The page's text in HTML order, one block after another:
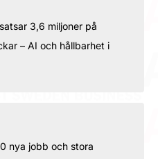
3,6 miljoner på
– AI och hållbarhet i
nya jobb och stora